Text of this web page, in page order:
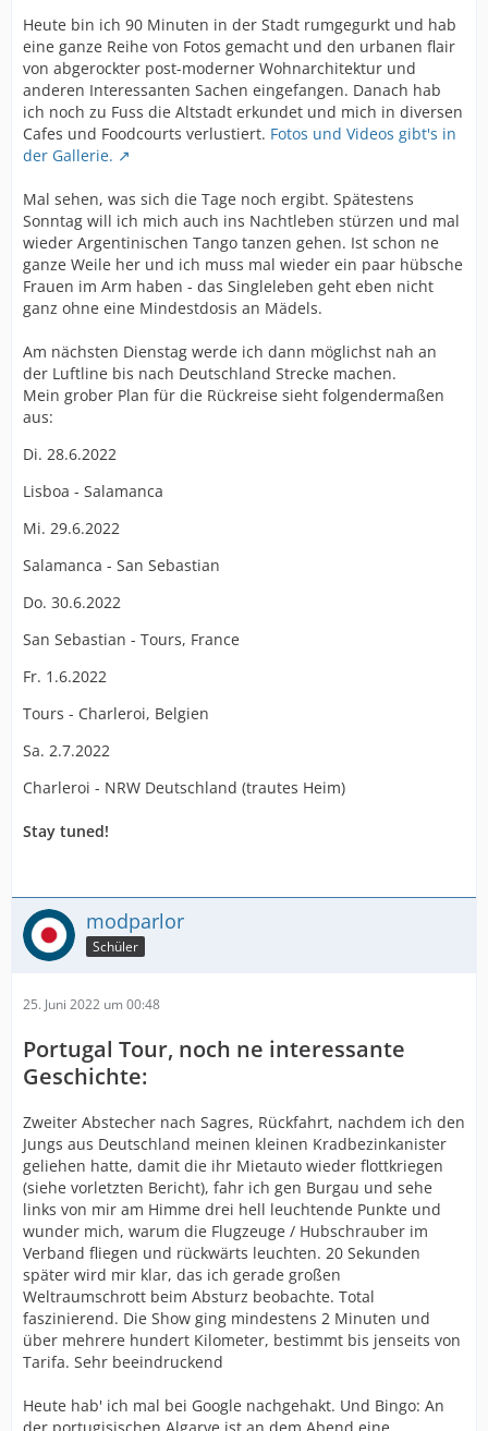
Heute bin ich 90 Minuten in der Stadt rumgegurkt und hab
eine ganze Reihe von Fotos gemacht und den urbanen flair
von abgerockter post-moderner Wohnarchitektur und
anderen Interessanten Sachen eingefangen. Danach hab
ich noch zu Fuss die Altstadt erkundet und mich in diversen
Cafes und Foodcourts verlustiert. Fotos und Videos gibt's in
der Gallerie.
Mal sehen, was sich die Tage noch ergibt. Spätestens
Sonntag will ich mich auch ins Nachtleben stürzen und mal
wieder Argentinischen Tango tanzen gehen. Ist schon ne
ganze Weile her und ich muss mal wieder ein paar hübsche
Frauen im Arm haben - das Singleleben geht eben nicht
ganz ohne eine Mindestdosis an Mädels.
Am nächsten Dienstag werde ich dann möglichst nah an
der Luftline bis nach Deutschland Strecke machen.
Mein grober Plan für die Rückreise sieht folgendermaßen
aus:
Di. 28.6.2022
Lisboa - Salamanca
Mi. 29.6.2022
Salamanca - San Sebastian
Do. 30.6.2022
San Sebastian - Tours, France
Fr. 1.6.2022
Tours - Charleroi, Belgien
Sa. 2.7.2022
Charleroi - NRW Deutschland (trautes Heim)
Stay tuned!
modparlor
Schüler
25. Juni 2022 um 00:48
Portugal Tour, noch ne interessante
Geschichte:
Zweiter Abstecher nach Sagres, Rückfahrt, nachdem ich den
Jungs aus Deutschland meinen kleinen Kradbezinkanister
geliehen hatte, damit die ihr Mietauto wieder flottkriegen
(siehe vorletzten Bericht), fahr ich gen Burgau und sehe
links von mir am Himme drei hell leuchtende Punkte und
wunder mich, warum die Flugzeuge / Hubschrauber im
Verband fliegen und rückwärts leuchten. 20 Sekunden
später wird mir klar, das ich gerade großen
Weltraumschrott beim Absturz beobachte. Total
faszinierend. Die Show ging mindestens 2 Minuten und
über mehrere hundert Kilometer, bestimmt bis jenseits von
Tarifa. Sehr beeindruckend
Heute hab' ich mal bei Google nachgehakt. Und Bingo: An